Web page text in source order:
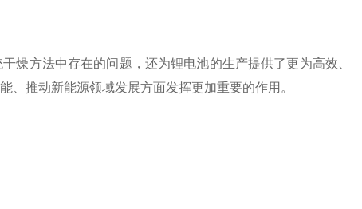
方法中存在的问题，还为锂电池的生产提供了更为高效、
推动新能源领域发展方面发挥更加重要的作用。